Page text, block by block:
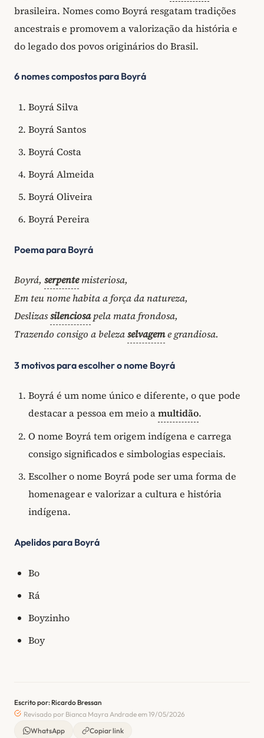
brasileira. Nomes como Boyrá resgatam tradições
ancestrais e promovem a valorização da história e
do legado dos povos originários do Brasil.
6 nomes compostos para Boyrá
Boyrá Silva
Boyrá Santos
Boyrá Costa
Boyrá Almeida
Boyrá Oliveira
Boyrá Pereira
Poema para Boyrá
Boyrá, serpentemisteriosa,
Em teu nome habita a força da natureza,
Deslizassilenciosapela mata frondosa,
Trazendo consigo a belezaselvageme grandiosa.
3 motivos para escolher o nome Boyrá
Boyrá é um nome único e diferente, o que pode
destacar a pessoa em meio amultidão.
O nome Boyrá tem origem indígena e carrega
consigo significados e simbologias especiais.
Escolher o nome Boyrá pode ser uma forma de
homenagear e valorizar a cultura e história
indígena.
Apelidos para Boyrá
Bo
Rá
Boyzinho
Boy
Escrito por: Ricardo Bressan
Revisado por Bianca Mayra Andrade em 19/05/2026
WhatsApp
Copiar link